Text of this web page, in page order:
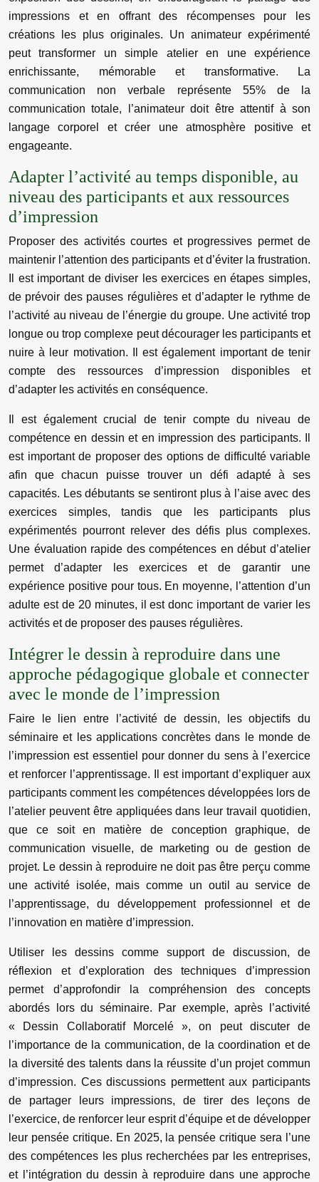
impressions et en offrant des récompenses pour les
créations les plus originales. Un animateur expérimenté
peut transformer un simple atelier en une expérience
enrichissante, mémorable et transformative. La
communication non verbale représente 55% de la
communication totale, l’animateur doit être attentif à son
langage corporel et créer une atmosphère positive et
engageante.
Adapter l’activité au temps disponible, au
niveau des participants et aux ressources
d’impression
Proposer des activités courtes et progressives permet de
maintenir l’attention des participants et d’éviter la frustration.
Il est important de diviser les exercices en étapes simples,
de prévoir des pauses régulières et d’adapter le rythme de
l’activité au niveau de l’énergie du groupe. Une activité trop
longue ou trop complexe peut décourager les participants et
nuire à leur motivation. Il est également important de tenir
compte des ressources d’impression disponibles et
d’adapter les activités en conséquence.
Il est également crucial de tenir compte du niveau de
compétence en dessin et en impression des participants. Il
est important de proposer des options de difficulté variable
afin que chacun puisse trouver un défi adapté à ses
capacités. Les débutants se sentiront plus à l’aise avec des
exercices simples, tandis que les participants plus
expérimentés pourront relever des défis plus complexes.
Une évaluation rapide des compétences en début d’atelier
permet d’adapter les exercices et de garantir une
expérience positive pour tous. En moyenne, l’attention d’un
adulte est de 20 minutes, il est donc important de varier les
activités et de proposer des pauses régulières.
Intégrer le dessin à reproduire dans une
approche pédagogique globale et connecter
avec le monde de l’impression
Faire le lien entre l’activité de dessin, les objectifs du
séminaire et les applications concrètes dans le monde de
l’impression est essentiel pour donner du sens à l’exercice
et renforcer l’apprentissage. Il est important d’expliquer aux
participants comment les compétences développées lors de
l’atelier peuvent être appliquées dans leur travail quotidien,
que ce soit en matière de conception graphique, de
communication visuelle, de marketing ou de gestion de
projet. Le dessin à reproduire ne doit pas être perçu comme
une activité isolée, mais comme un outil au service de
l’apprentissage, du développement professionnel et de
l’innovation en matière d’impression.
Utiliser les dessins comme support de discussion, de
réflexion et d’exploration des techniques d’impression
permet d’approfondir la compréhension des concepts
abordés lors du séminaire. Par exemple, après l’activité
« Dessin Collaboratif Morcelé », on peut discuter de
l’importance de la communication, de la coordination et de
la diversité des talents dans la réussite d’un projet commun
d’impression. Ces discussions permettent aux participants
de partager leurs impressions, de tirer des leçons de
l’exercice, de renforcer leur esprit d’équipe et de développer
leur pensée critique. En 2025, la pensée critique sera l’une
des compétences les plus recherchées par les entreprises,
et l’intégration du dessin à reproduire dans une approche